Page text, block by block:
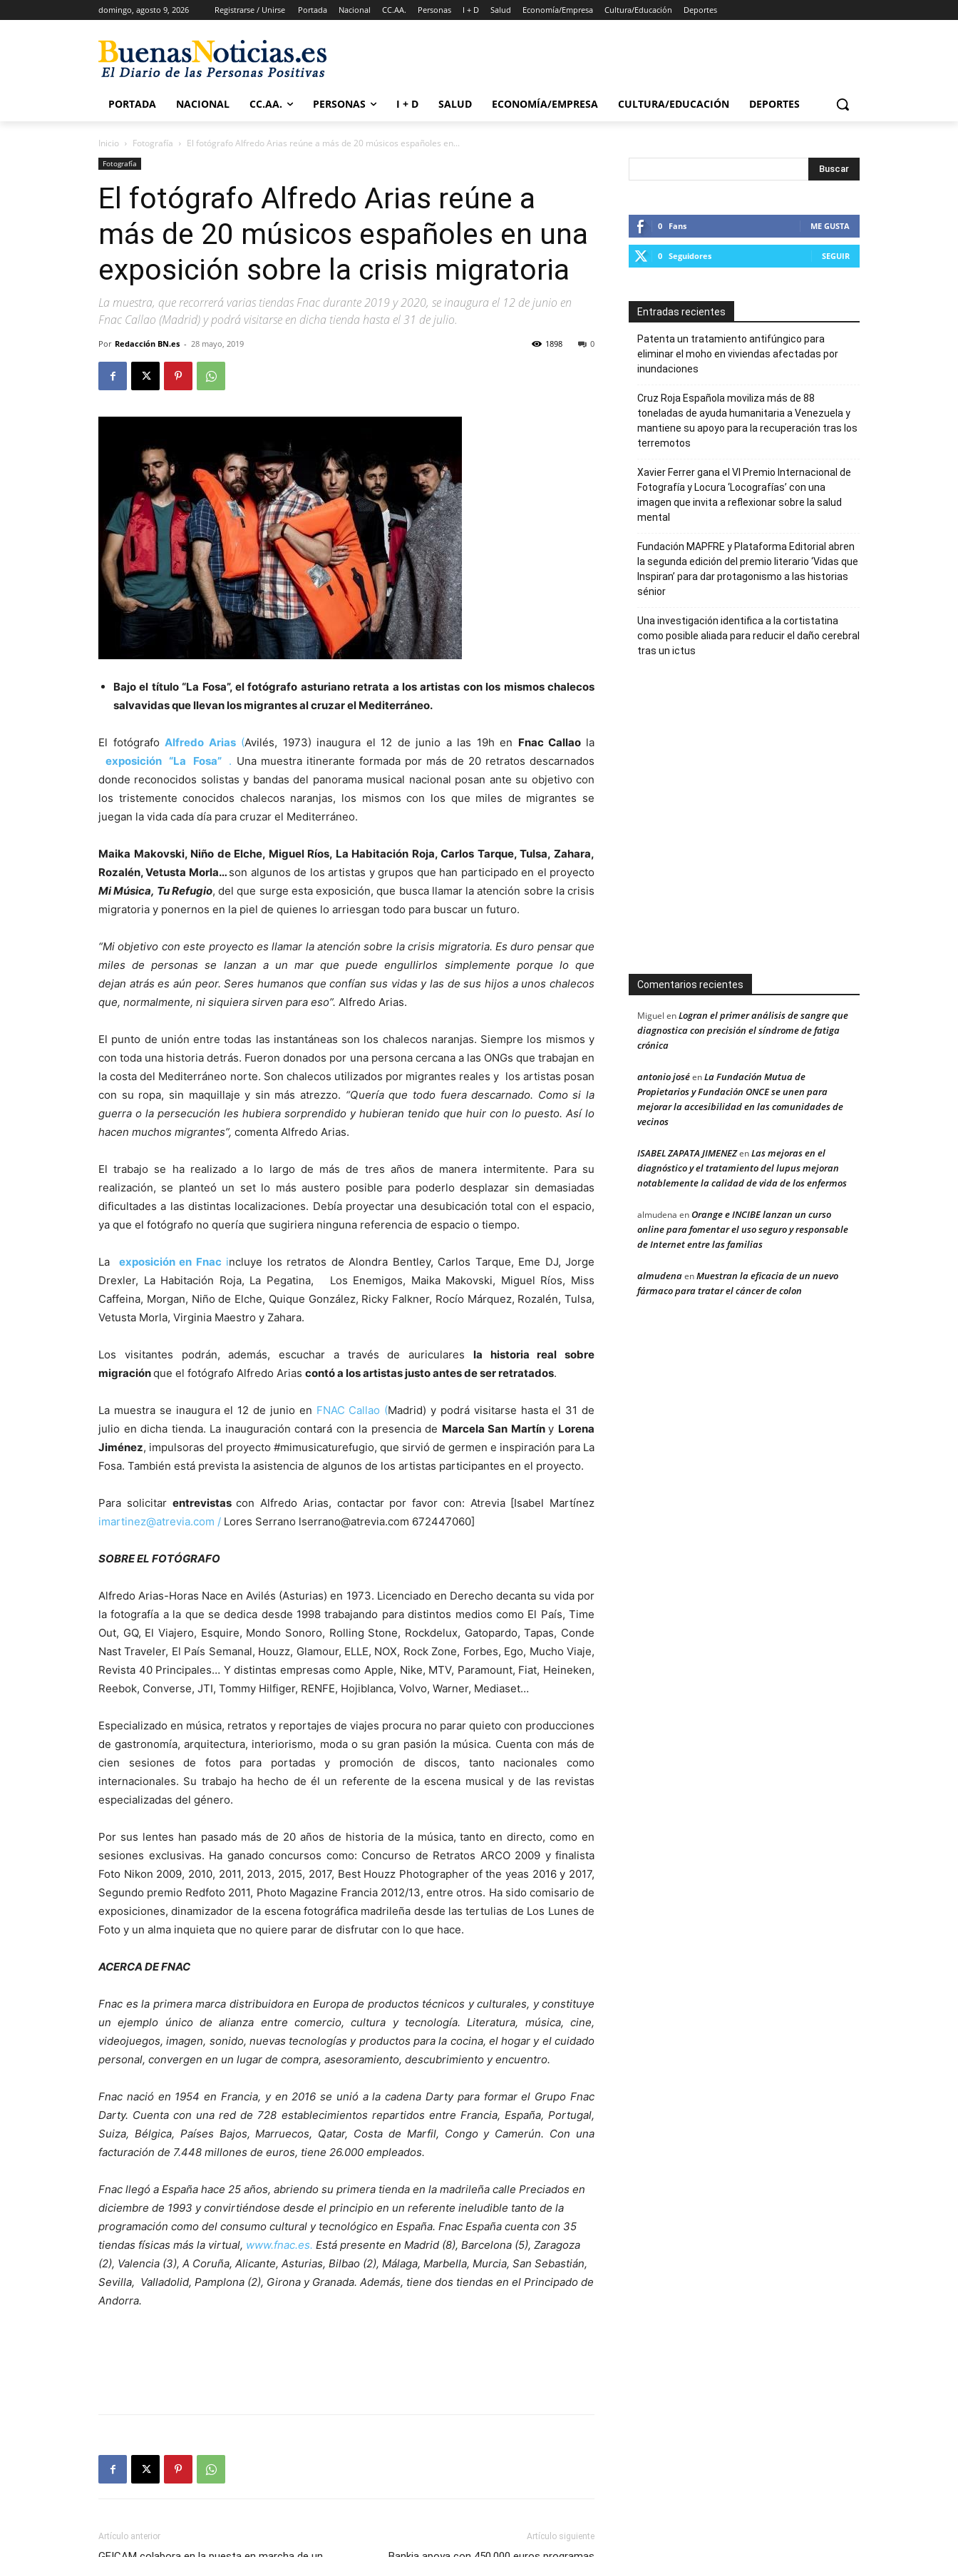
domingo, agosto 9, 2026 Registrarse / Unirse Portada Nacional CC.AA. Personas I + D Salud Economía/Empresa Cultura/Educación Deportes
PORTADA NACIONAL CC.AA. PERSONAS I + D SALUD ECONOMÍA/EMPRESA CULTURA/EDUCACIÓN DEPORTES
Inicio Fotografía El fotógrafo Alfredo Arias reúne a más de 20 músicos españoles en...
Fotografía
El fotógrafo Alfredo Arias reúne a
más de 20 músicos españoles en una
exposición sobre la crisis migratoria
La muestra, que recorrerá varias tiendas Fnac durante 2019 y 2020, se inaugura el 12 de junio en
Fnac Callao (Madrid) y podrá visitarse en dicha tienda hasta el 31 de julio.
Por Redacción BN.es - 28 mayo, 2019 0
1898
Bajo el título “La Fosa”, el fotógrafo asturiano retrata a los artistas con los mismos chalecos
salvavidas que llevan los migrantes al cruzar el Mediterráneo.
El fotógrafoAlfredo Arias(Avilés, 1973) inaugura el 12 de junio a las 19h en Fnac Callao la
exposición “La Fosa” . Una muestra itinerante formada por más de 20 retratos descarnados
donde reconocidos solistas y bandas del panorama musical nacional posan ante su objetivo con
los tristemente conocidos chalecos naranjas, los mismos con los que miles de migrantes se
juegan la vida cada día para cruzar el Mediterráneo.
Maika Makovski, Niño de Elche, Miguel Ríos, La Habitación Roja, Carlos Tarque, Tulsa, Zahara,
Rozalén, Vetusta Morla… son algunos de los artistas y grupos que han participado en el proyecto
Mi Música, Tu Refugio, del que surge esta exposición, que busca llamar la atención sobre la crisis
migratoria y ponernos en la piel de quienes lo arriesgan todo para buscar un futuro.
“Mi objetivo con este proyecto es llamar la atención sobre la crisis migratoria. Es duro pensar que
miles de personas se lanzan a un mar que puede engullirlos simplemente porque lo que
dejan atrás es aún peor. Seres humanos que confían sus vidas y las de sus hijos a unos chalecos
que, normalmente, ni siquiera sirven para eso”. Alfredo Arias.
El punto de unión entre todas las instantáneas son los chalecos naranjas. Siempre los mismos y
con toda una historia detrás. Fueron donados por una persona cercana a las ONGs que trabajan en
la costa del Mediterráneo norte. Son chalecos utilizados por migrantes reales y los artistas posan
con su ropa, sin maquillaje y sin más atrezzo. “Quería que todo fuera descarnado. Como si la
guerra o la persecución les hubiera sorprendido y hubieran tenido que huir con lo puesto. Así lo
hacen muchos migrantes”, comenta Alfredo Arias.
El trabajo se ha realizado a lo largo de más de tres años de manera intermitente. Para su
realización, se planteó un set lo más austero posible para poderlo desplazar sin demasiadas
dificultades a las distintas localizaciones. Debía proyectar una desubicación total con el espacio,
ya que el fotógrafo no quería que sugiriera ninguna referencia de espacio o tiempo.
La exposición en Fnac incluye los retratos de Alondra Bentley, Carlos Tarque, Eme DJ, Jorge
Drexler, La Habitación Roja, La Pegatina, Los Enemigos, Maika Makovski, Miguel Ríos, Miss
Caffeina, Morgan, Niño de Elche, Quique González, Ricky Falkner, Rocío Márquez, Rozalén, Tulsa,
Vetusta Morla, Virginia Maestro y Zahara.
Los visitantes podrán, además, escuchar a través de auriculares la historia real sobre
migraciónque el fotógrafo Alfredo Arias contó a los artistas justo antes de ser retratados.
La muestra se inaugura el 12 de junio en FNAC Callao (Madrid) y podrá visitarse hasta el 31 de
julio en dicha tienda. La inauguración contará con la presencia de Marcela San Martíny Lorena
Jiménez, impulsoras del proyecto #mimusicaturefugio, que sirvió de germen e inspiración para La
Fosa. También está prevista la asistencia de algunos de los artistas participantes en el proyecto.
Para solicitar entrevistascon Alfredo Arias, contactar por favor con: Atrevia [Isabel Martínez
imartinez@atrevia.com / Lores Serrano lserrano@atrevia.com 672447060]
SOBRE EL FOTÓGRAFO
Alfredo Arias-Horas Nace en Avilés (Asturias) en 1973. Licenciado en Derecho decanta su vida por
la fotografía a la que se dedica desde 1998 trabajando para distintos medios como El País, Time
Out, GQ, El Viajero, Esquire, Mondo Sonoro, Rolling Stone, Rockdelux, Gatopardo, Tapas, Conde
Nast Traveler, El País Semanal, Houzz, Glamour, ELLE, NOX, Rock Zone, Forbes, Ego, Mucho Viaje,
Revista 40 Principales… Y distintas empresas como Apple, Nike, MTV, Paramount, Fiat, Heineken,
Reebok, Converse, JTI, Tommy Hilfiger, RENFE, Hojiblanca, Volvo, Warner, Mediaset…
Especializado en música, retratos y reportajes de viajes procura no parar quieto con producciones
de gastronomía, arquitectura, interiorismo, moda o su gran pasión la música. Cuenta con más de
cien sesiones de fotos para portadas y promoción de discos, tanto nacionales como
internacionales. Su trabajo ha hecho de él un referente de la escena musical y de las revistas
especializadas del género.
Por sus lentes han pasado más de 20 años de historia de la música, tanto en directo, como en
sesiones exclusivas. Ha ganado concursos como: Concurso de Retratos ARCO 2009 y finalista
Foto Nikon 2009, 2010, 2011, 2013, 2015, 2017, Best Houzz Photographer of the yeas 2016 y 2017,
Segundo premio Redfoto 2011, Photo Magazine Francia 2012/13, entre otros. Ha sido comisario de
exposiciones, dinamizador de la escena fotográfica madrileña desde las tertulias de Los Lunes de
Foto y un alma inquieta que no quiere parar de disfrutar con lo que hace.
ACERCA DE FNAC
Fnac es la primera marca distribuidora en Europa de productos técnicos y culturales, y constituye
un ejemplo único de alianza entre comercio, cultura y tecnología. Literatura, música, cine,
videojuegos, imagen, sonido, nuevas tecnologías y productos para la cocina, el hogar y el cuidado
personal, convergen en un lugar de compra, asesoramiento, descubrimiento y encuentro.
Fnac nació en 1954 en Francia, y en 2016 se unió a la cadena Darty para formar el Grupo Fnac
Darty. Cuenta con una red de 728 establecimientos repartidos entre Francia, España, Portugal,
Suiza, Bélgica, Países Bajos, Marruecos, Qatar, Costa de Marfil, Congo y Camerún. Con una
facturación de 7.448 millones de euros, tiene 26.000 empleados.
Fnac llegó a España hace 25 años, abriendo su primera tienda en la madrileña calle Preciados en
diciembre de 1993 y convirtiéndose desde el principio en un referente ineludible tanto de la
programación como del consumo cultural y tecnológico en España. Fnac España cuenta con 35
tiendas físicas más la virtual, www.fnac.es. Está presente en Madrid (8), Barcelona (5), Zaragoza
(2), Valencia (3), A Coruña, Alicante, Asturias, Bilbao (2), Málaga, Marbella, Murcia, San Sebastián,
Sevilla, Valladolid, Pamplona (2), Girona y Granada. Además, tiene dos tiendas en el Principado de
Andorra.
Artículo anterior Artículo siguiente
0 Fans ME GUSTA
0 Seguidores SEGUIR
Entradas recientes
Patenta un tratamiento antifúngico para
eliminar el moho en viviendas afectadas por
inundaciones
Cruz Roja Española moviliza más de 88
toneladas de ayuda humanitaria a Venezuela y
mantiene su apoyo para la recuperación tras los
terremotos
Xavier Ferrer gana el VI Premio Internacional de
Fotografía y Locura ‘Locografías’ con una
imagen que invita a reflexionar sobre la salud
mental
Fundación MAPFRE y Plataforma Editorial abren
la segunda edición del premio literario ‘Vidas que
Inspiran’ para dar protagonismo a las historias
sénior
Una investigación identifica a la cortistatina
como posible aliada para reducir el daño cerebral
tras un ictus
Comentarios recientes
Miguel enLogran el primer análisis de sangre que
diagnostica con precisión el síndrome de fatiga
crónica
antonio joséenLa Fundación Mutua de
Propietarios y Fundación ONCE se unen para
mejorar la accesibilidad en las comunidades de
vecinos
ISABEL ZAPATA JIMENEZenLas mejoras en el
diagnóstico y el tratamiento del lupus mejoran
notablemente la calidad de vida de los enfermos
almudena enOrange e INCIBE lanzan un curso
online para fomentar el uso seguro y responsable
de Internet entre las familias
almudenaenMuestran la eficacia de un nuevo
fármaco para tratar el cáncer de colon